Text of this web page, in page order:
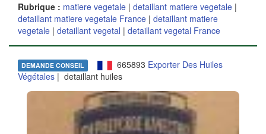
Rubrique : matiere vegetale | detaillant matiere vegetale |
detaillant matiere vegetale France | detaillant matiere
vegetale | detaillant vegetal | detaillant vegetal France
DEMANDE CONSEIL 665893 Exporter Des Huiles
Végétales | detaillant huiles